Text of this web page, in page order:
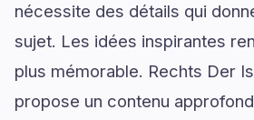
nécessite des détails qui
sujet. Les idées inspirantes
plus mémorable. Rechts Der
propose un contenu